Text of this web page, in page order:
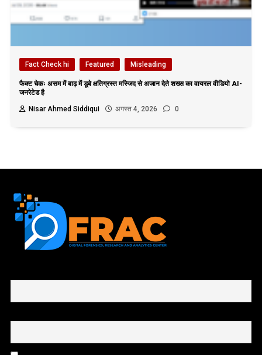
Fact Check hi Featured Misleading
फैक्ट चेकः असम में बाढ़ में डूबे क्षतिग्रस्त मस्जिद से अजान देते शख्स का वायरल वीडियो AI-
जनरेटेड है
Nisar Ahmed Siddiqui
अगस्त 4, 2026 0